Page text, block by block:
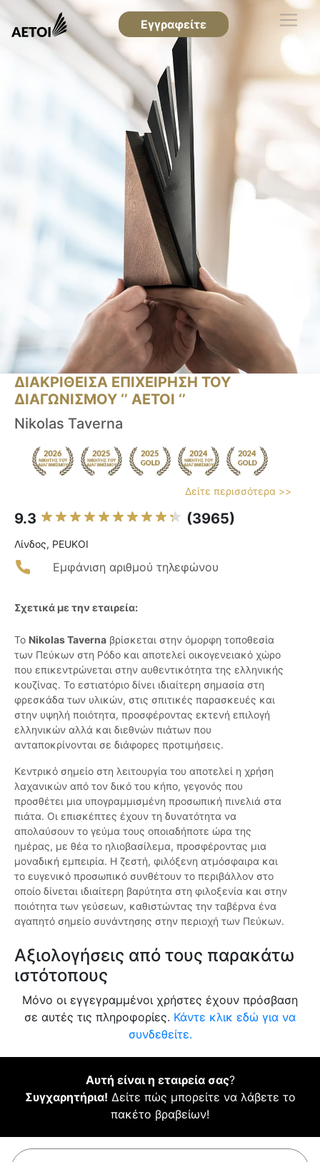
Εγγραφείτε
ΔΙΑΚΡΙΘΕΙΣΑ ΕΠΙΧΕΙΡΗΣΗ ΤΟΥ
ΔΙΑΓΩΝΙΣΜΟΥ ‘’ ΑΕΤΟΙ ‘’
Nikolas Taverna
Δείτε περισσότερα >>
9.3 (3965)
Λίνδος, PEUKOI
Εμφάνιση αριθμού τηλεφώνου
Σχετικά με την εταιρεία:
Το Nikolas Taverna βρίσκεται στην όμορφη τοποθεσία
των Πεύκων στη Ρόδο και αποτελεί οικογενειακό χώρο
που επικεντρώνεται στην αυθεντικότητα της ελληνικής
κουζίνας. Το εστιατόριο δίνει ιδιαίτερη σημασία στη
φρεσκάδα των υλικών, στις σπιτικές παρασκευές και
στην υψηλή ποιότητα, προσφέροντας εκτενή επιλογή
ελληνικών αλλά και διεθνών πιάτων που
ανταποκρίνονται σε διάφορες προτιμήσεις.
Κεντρικό σημείο στη λειτουργία του αποτελεί η χρήση
λαχανικών από τον δικό του κήπο, γεγονός που
προσθέτει μια υπογραμμισμένη προσωπική πινελιά στα
πιάτα. Οι επισκέπτες έχουν τη δυνατότητα να
απολαύσουν το γεύμα τους οποιαδήποτε ώρα της
ημέρας, με θέα το ηλιοβασίλεμα, προσφέροντας μια
μοναδική εμπειρία. Η ζεστή, φιλόξενη ατμόσφαιρα και
το ευγενικό προσωπικό συνθέτουν το περιβάλλον στο
οποίο δίνεται ιδιαίτερη βαρύτητα στη φιλοξενία και στην
ποιότητα των γεύσεων, καθιστώντας την ταβέρνα ένα
αγαπητό σημείο συνάντησης στην περιοχή των Πεύκων.
Αξιολογήσεις από τους παρακάτω
ιστότοπους
Μόνο οι εγγεγραμμένοι χρήστες έχουν πρόσβαση
σε αυτές τις πληροφορίες. Κάντε κλικ εδώ για να
συνδεθείτε.
Αυτή είναι η εταιρεία σας?
Συγχαρητήρια! Δείτε πώς μπορείτε να λάβετε το
πακέτο βραβείων!